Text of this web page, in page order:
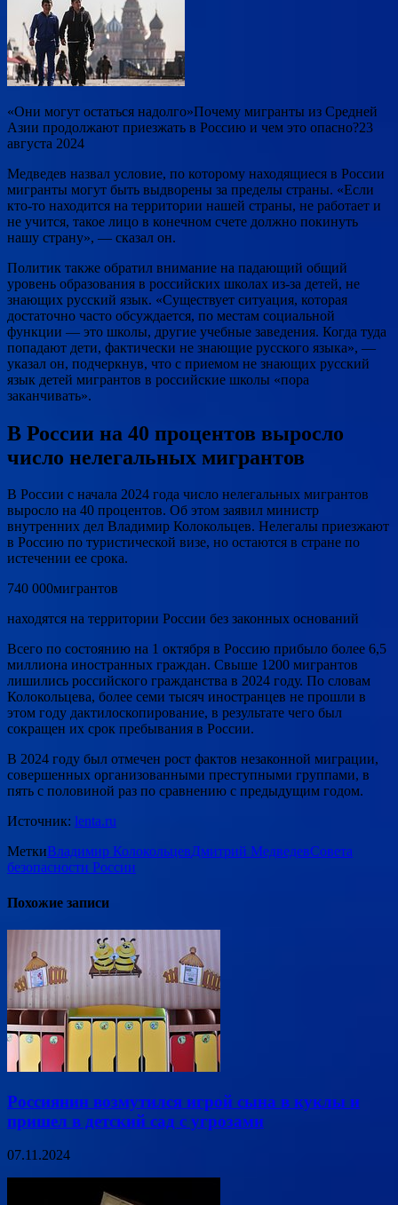
«Они могут остаться надолго»Почему мигранты из Средней
Азии продолжают приезжать в Россию и чем это опасно?23
августа 2024
Медведев назвал условие, по которому находящиеся в России
мигранты могут быть выдворены за пределы страны. «Если
кто-то находится на территории нашей страны, не работает и
не учится, такое лицо в конечном счете должно покинуть
нашу страну», — сказал он.
Политик также обратил внимание на падающий общий
уровень образования в российских школах из-за детей, не
знающих русский язык. «Существует ситуация, которая
достаточно часто обсуждается, по местам социальной
функции — это школы, другие учебные заведения. Когда туда
попадают дети, фактически не знающие русского языка», —
указал он, подчеркнув, что с приемом не знающих русский
язык детей мигрантов в российские школы «пора
заканчивать».
В России на 40 процентов выросло
число нелегальных мигрантов
В России с начала 2024 года число нелегальных мигрантов
выросло на 40 процентов. Об этом заявил министр
внутренних дел Владимир Колокольцев. Нелегалы приезжают
в Россию по туристической визе, но остаются в стране по
истечении ее срока.
740 000мигрантов
находятся на территории России без законных оснований
Всего по состоянию на 1 октября в Россию прибыло более 6,5
миллиона иностранных граждан. Свыше 1200 мигрантов
лишились российского гражданства в 2024 году. По словам
Колокольцева, более семи тысяч иностранцев не прошли в
этом году дактилоскопирование, в результате чего был
сокращен их срок пребывания в России.
В 2024 году был отмечен рост фактов незаконной миграции,
совершенных организованными преступными группами, в
пять с половиной раз по сравнению с предыдущим годом.
Источник: lenta.ru
МеткиВладимир КолокольцевДмитрий МедведевСовета
безопасности России
Похожие записи
Россиянин возмутился игрой сына в куклы и
пришел в детский сад с угрозами
07.11.2024